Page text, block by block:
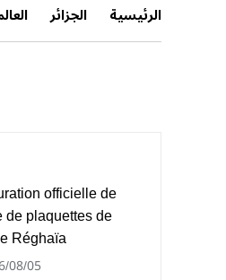
الرئيسية الجزائر
officielle de
de plaquettes de
Réghaïa
08/05